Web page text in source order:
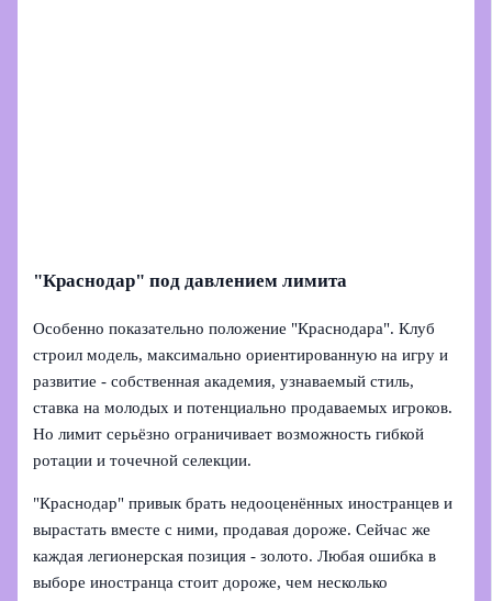
"Краснодар" под давлением лимита
Особенно показательно положение "Краснодара". Клуб
строил модель, максимально ориентированную на игру и
развитие - собственная академия, узнаваемый стиль,
ставка на молодых и потенциально продаваемых игроков.
Но лимит серьёзно ограничивает возможность гибкой
ротации и точечной селекции.
"Краснодар" привык брать недооценённых иностранцев и
вырастать вместе с ними, продавая дороже. Сейчас же
каждая легионерская позиция - золото. Любая ошибка в
выборе иностранца стоит дороже, чем несколько